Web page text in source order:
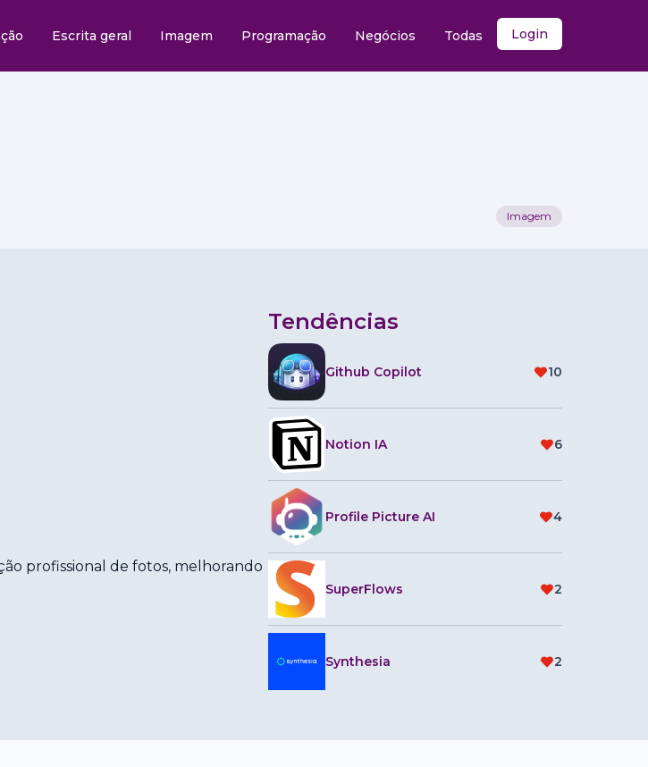
Escrita geral Imagem Programação Negócios Todas Login
Imagem
profissional de fotos, melhorando
Tendências
Github Copilot 10
Notion IA 6
Profile Picture AI 4
SuperFlows 2
Synthesia 2